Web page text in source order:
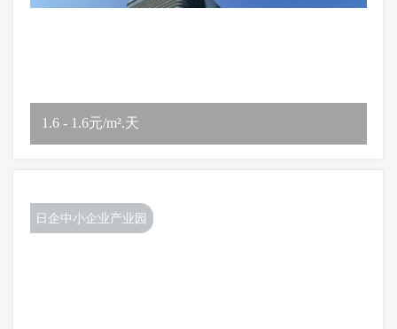
1.6 - 1.6元/m².天
日企中小企业产业园